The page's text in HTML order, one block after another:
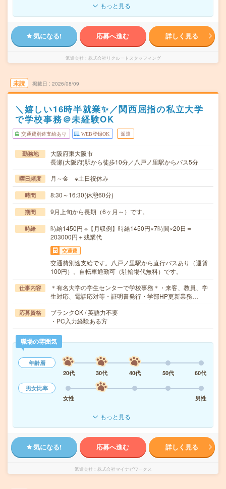
もっと見る
気になる! 応募へ進む 詳しく見る
派遣会社 株式会社リクルートスタッフィング
未読 掲載日 2026/08/09
＼嬉しい16時半就業✨／関西屈指の私立大学
で学校事務＠未経験OK
交通費別途支給あり WEB登録OK 派遣
勤務地
大阪府東大阪市
長瀬(大阪府)駅から徒歩10分／八戸ノ里駅からバス5分
曜日頻度 月～金 ※土日祝休み
時間 8:30～16:30(休憩60分)
期間 9月上旬から長期（6ヶ月～）です。
時給
時給1450円 ※【月収例】時給1450円×7時間×20日＝
203000円＋残業代
交通費
交通費別途支給です。八戸ノ里駅から直行バスあり（運賃
100円）。自転車通勤可（駐輪場代無料）です。
仕事内容
＊有名大学の学生センターで学校事務＊・来客、教員、学
生対応、電話応対等・証明書発行・学部HP更新業務…
応募資格
ブランクOK / 英語力不要
・PC入力経験ある方
職場の雰囲気
年齢層
20代
30代 40代 50代
60代
男女比率
女性
男性
もっと見る
気になる! 応募へ進む 詳しく見る
派遣会社 株式会社マイナビワークス